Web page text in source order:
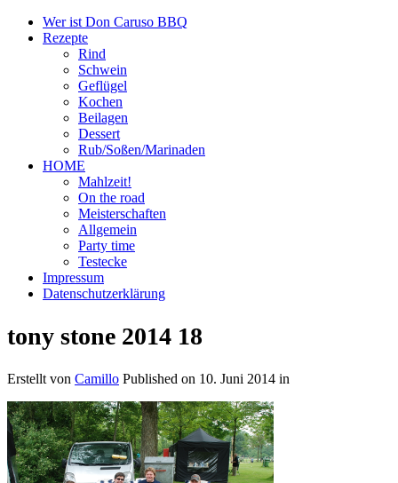
Wer ist Don Caruso BBQ
Rezepte
Rind
Schwein
Geflügel
Kochen
Beilagen
Dessert
Rub/Soßen/Marinaden
HOME
Mahlzeit!
On the road
Meisterschaften
Allgemein
Party time
Testecke
Impressum
Datenschutzerklärung
tony stone 2014 18
Erstellt von Camillo Published on 10. Juni 2014 in